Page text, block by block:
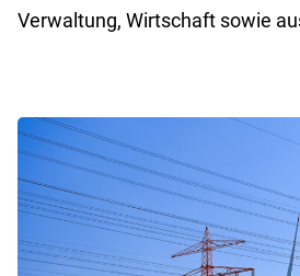
Verwaltung, Wirtschaft sowie